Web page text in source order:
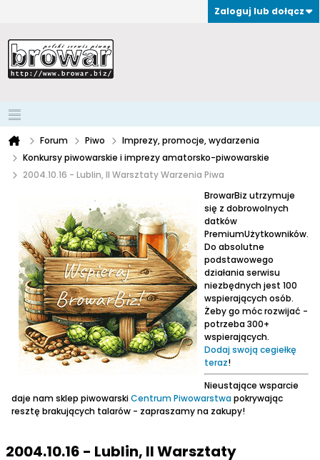
Zaloguj lub dołącz
Forum Piwo
Imprezy, promocje, wydarzenia
Konkursy piwowarskie i imprezy amatorsko-piwowarskie
2004.10.16 - Lublin, II Warsztaty Warzenia Piwa
BrowarBiz utrzymuje
się z dobrowolnych
datków
PremiumUżytkowników.
Do absolutne
podstawowego
działania serwisu
niezbędnych jest 100
wspierających osób.
Żeby go móc rozwijać -
potrzeba 300+
wspierających.
Dodaj swoją cegiełkę
teraz!
Nieustające wsparcie
daje nam sklep piwowarskiCentrum Piwowarstwapokrywając
resztę brakujących talarów - zapraszamy na zakupy!
2004.10.16 - Lublin, II Warsztaty